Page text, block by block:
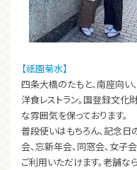
【祇園菊水】
四条大橋のたもと、南座向
洋食レストラン。国登録文
な雰囲気を保っております。
普段使いはもちろん、記念日
会、忘新年会、同窓会、女子
ご利用いただけます。老舗な